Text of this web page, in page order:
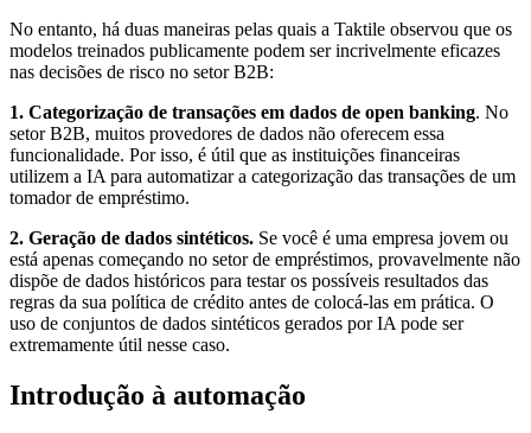
No entanto, há duas maneiras pelas quais a Taktile observou que os
modelos treinados publicamente podem ser incrivelmente eficazes
nas decisões de risco no setor B2B:
1. Categorização de transações em dados de open banking. No
setor B2B, muitos provedores de dados não oferecem essa
funcionalidade. Por isso, é útil que as instituições financeiras
utilizem a IA para automatizar a categorização das transações de um
tomador de empréstimo.
2. Geração de dados sintéticos. Se você é uma empresa jovem ou
está apenas começando no setor de empréstimos, provavelmente não
dispõe de dados históricos para testar os possíveis resultados das
regras da sua política de crédito antes de colocá-las em prática. O
uso de conjuntos de dados sintéticos gerados por IA pode ser
extremamente útil nesse caso.
Introdução à automação